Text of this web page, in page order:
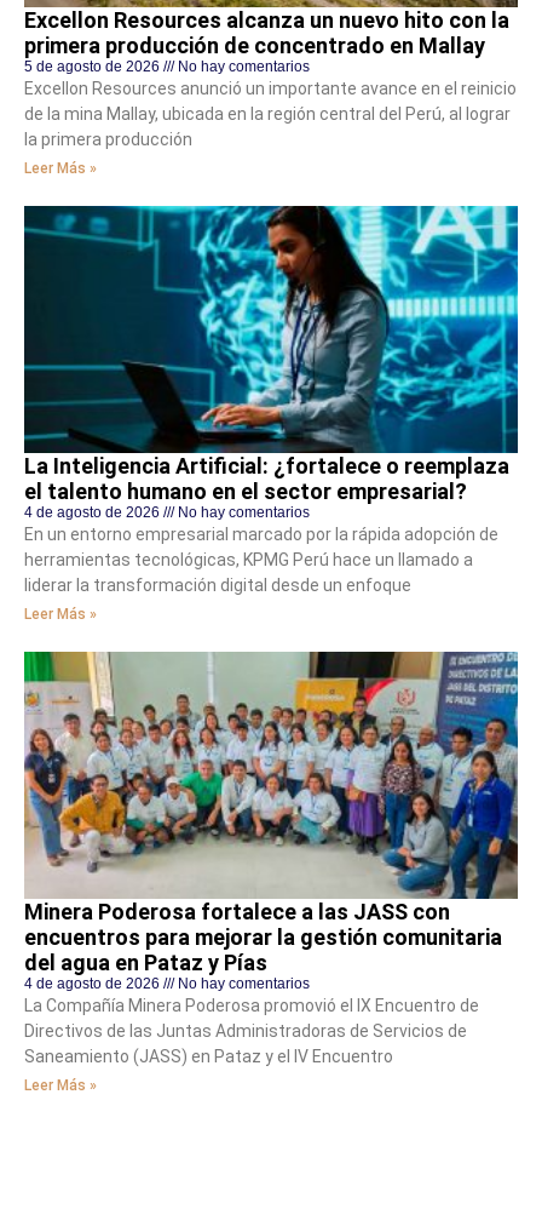
Excellon Resources alcanza un nuevo hito con la
primera producción de concentrado en Mallay
5 de agosto de 2026 No hay comentarios
Excellon Resources anunció un importante avance en el reinicio
de la mina Mallay, ubicada en la región central del Perú, al lograr
la primera producción
Leer Más »
La Inteligencia Artificial: ¿fortalece o reemplaza
el talento humano en el sector empresarial?
4 de agosto de 2026 No hay comentarios
En un entorno empresarial marcado por la rápida adopción de
herramientas tecnológicas, KPMG Perú hace un llamado a
liderar la transformación digital desde un enfoque
Leer Más »
Minera Poderosa fortalece a las JASS con
encuentros para mejorar la gestión comunitaria
del agua en Pataz y Pías
4 de agosto de 2026 No hay comentarios
La Compañía Minera Poderosa promovió el IX Encuentro de
Directivos de las Juntas Administradoras de Servicios de
Saneamiento (JASS) en Pataz y el IV Encuentro
Leer Más »